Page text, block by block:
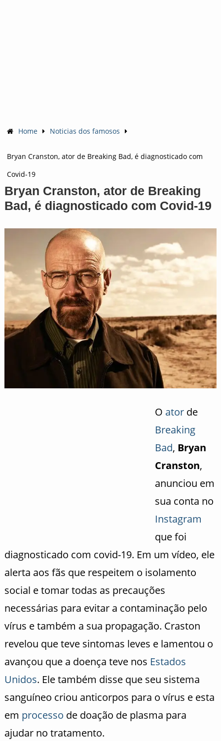
Home Noticias dos famosos
Bryan Cranston, ator de Breaking Bad, é diagnosticado com
Covid-19
Bryan Cranston, ator de Breaking
Bad, é diagnosticado com Covid-19
O atorde
Breaking
Bad, Bryan
Cranston,
anunciou em
sua conta no
Instagram
que foi
diagnosticado com covid-19. Em um vídeo, ele
alerta aos fãs que respeitem o isolamento
social e tomar todas as precauções
necessárias para evitar a contaminação pelo
vírus e também a sua propagação. Craston
revelou que teve sintomas leves e lamentou o
avançou que a doença teve nos Estados
Unidos. Ele também disse que seu sistema
sanguíneo criou anticorpos para o vírus e esta
em processo de doação de plasma para
ajudar no tratamento.